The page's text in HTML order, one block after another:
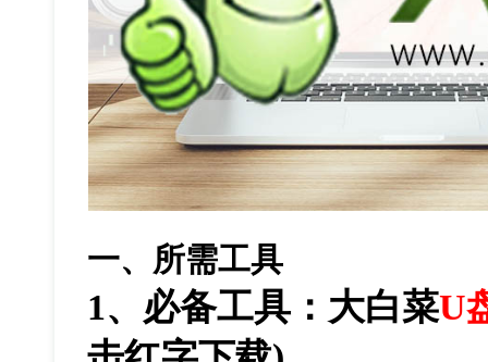
一、所需工具
1、必备工具：大白菜U